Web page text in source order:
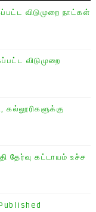
விடுமுறை நாட்கள்
விடுமுறை
தேர்வு கட்டாயம் உச்ச